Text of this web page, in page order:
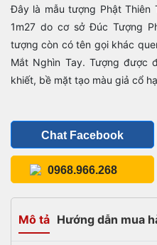
Đây là mẫu tượng Phật Thiên
1m27 do cơ sở Đúc Tượng
tượng còn có tên gọi khác
Mắt Nghìn Tay. Tượng được
khiết, bề mặt tạo màu giả cổ
Chat Facebook
0968.966.268
Mô tả Hướng dẫn mua